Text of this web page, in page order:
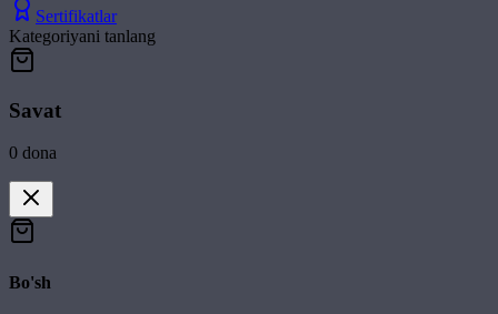
Sertifikatlar
Kategoriyani tanlang
Savat
0 dona
Bo'sh